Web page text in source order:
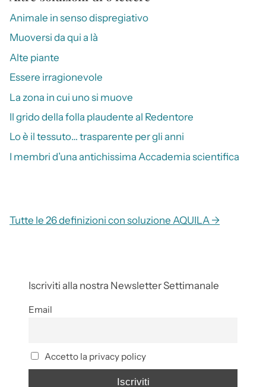
Animale in senso dispregiativo
Muoversi da qui a là
Alte piante
Essere irragionevole
La zona in cui uno si muove
Il grido della folla plaudente al Redentore
Lo è il tessuto… trasparente per gli anni
I membri d’una antichissima Accademia scientifica
Tutte le 26 definizioni con soluzione AQUILA →
Iscriviti alla nostra Newsletter Settimanale
Email
Accetto la privacy policy